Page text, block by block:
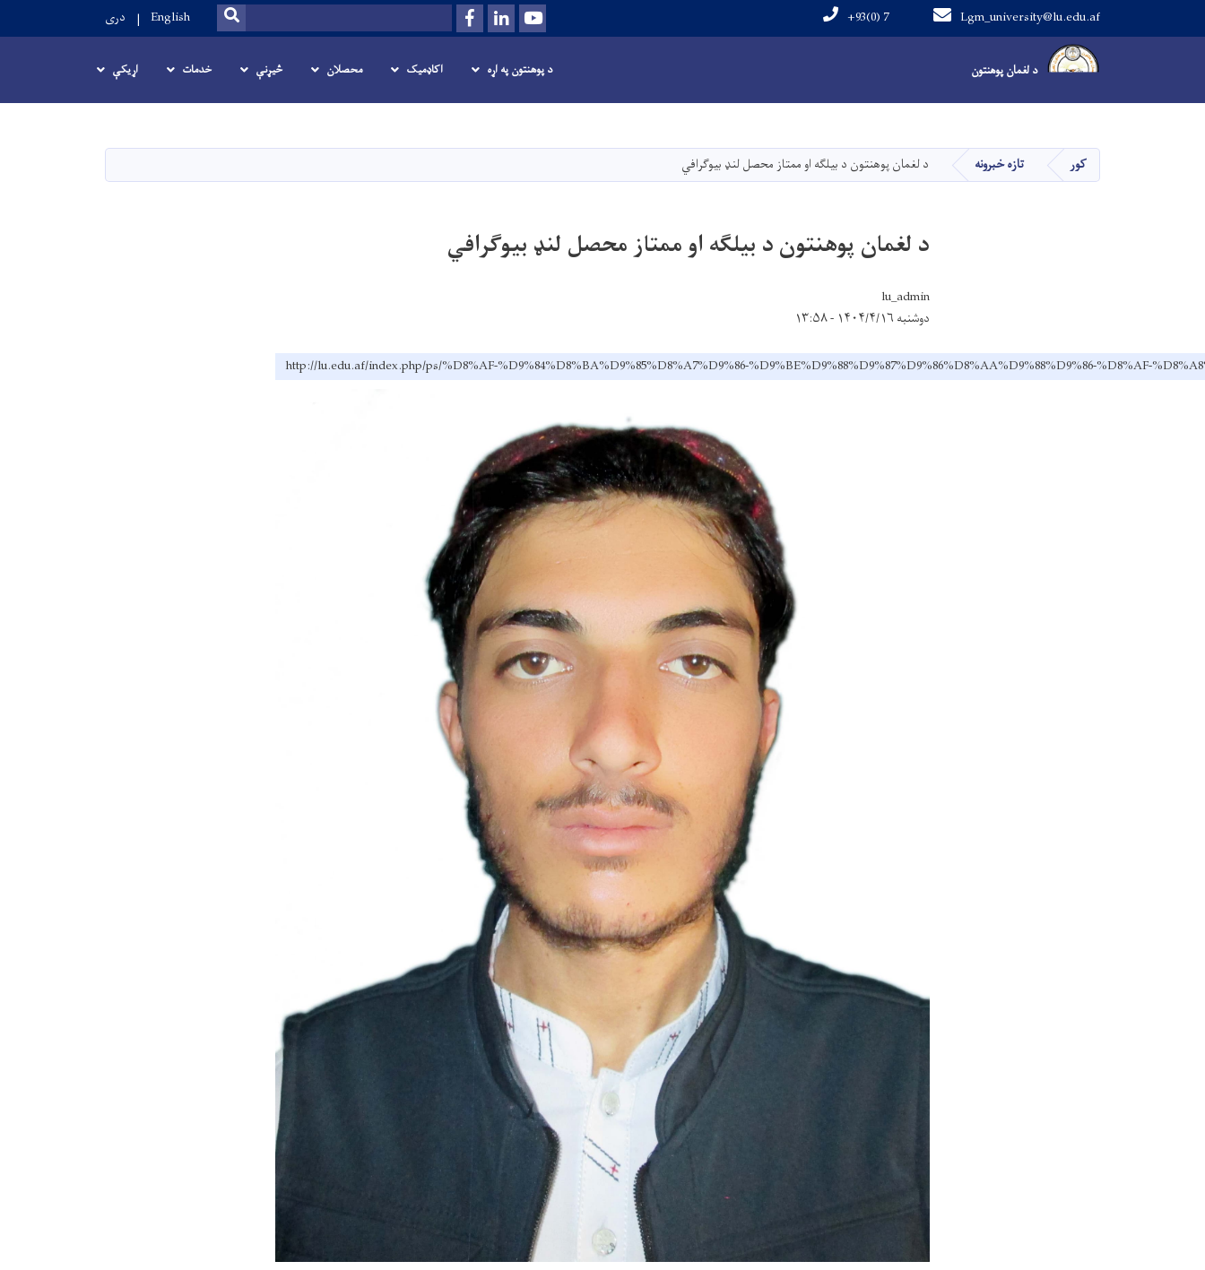
د لغمان پوهنتون
Lgm_university@lu.edu.af
+93(0) 7
Youtube
LinkedIn
Facebook
SEARCH
English دری
علمي ژونال
د لغمان پوهنتون د پوهنتون په اړه اکاډمیک محصلان څیړنې خدمات اړیکې
کور تازه خبرونه د لغمان پوهنتون د بیلګه او ممتاز محصل لنډ بیوګرافي
د لغمان پوهنتون د بیلګه او ممتاز محصل لنډ بیوګرافي
lu_admin
دوشنبه ۱۴۰۴/۴/۱۶ - ۱۳:۵۸
http://lu.edu.af/index.php/ps/%D8%AF-%D9%84%D8%BA%D9%85%D8%A7%D9%86-%D9%BE%D9%88%D9%87%D9%86%D8%AA%D9%88%D9%86-%D8%AF-